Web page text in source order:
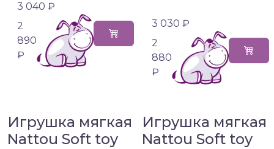
3 040 ₽
2
890
₽
3 030 ₽
2
880
₽
Игрушка мягкая
Nattou Soft toy
Игрушка мягкая
Nattou Soft toy